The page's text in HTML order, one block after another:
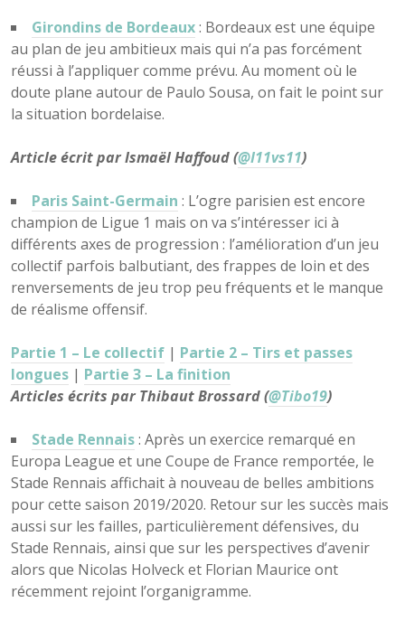
Girondins de Bordeaux: Bordeaux est une équipe
au plan de jeu ambitieux mais qui n’a pas forcément
réussi à l’appliquer comme prévu. Au moment où le
doute plane autour de Paulo Sousa, on fait le point sur
la situation bordelaise.
Article écrit par Ismaël Haffoud (@I11vs11)
Paris Saint-Germain : L’ogre parisien est encore
champion de Ligue 1 mais on va s’intéresser ici à
différents axes de progression : l’amélioration d’un jeu
collectif parfois balbutiant, des frappes de loin et des
renversements de jeu trop peu fréquents et le manque
de réalisme offensif.
Partie 1 – Le collectif | Partie 2 – Tirs et passes
longues | Partie 3 – La finition
Articles écrits par Thibaut Brossard (@Tibo19)
Stade Rennais: Après un exercice remarqué en
Europa League et une Coupe de France remportée, le
Stade Rennais affichait à nouveau de belles ambitions
pour cette saison 2019/2020. Retour sur les succès mais
aussi sur les failles, particulièrement défensives, du
Stade Rennais, ainsi que sur les perspectives d’avenir
alors que Nicolas Holveck et Florian Maurice ont
récemment rejoint l’organigramme.